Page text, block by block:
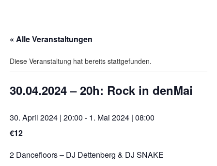
« Alle Veranstaltungen
Diese Veranstaltung hat bereits stattgefunden.
30.04.2024 – 20h: Rock in denMai
30. April 2024 | 20:00 - 1. Mai 2024 | 08:00
€12
2 Dancefloors – DJ Dettenberg & DJ SNAKE